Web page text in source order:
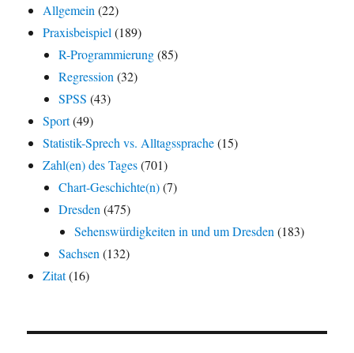
Allgemein (22)
Praxisbeispiel (189)
R-Programmierung(85)
Regression (32)
SPSS (43)
Sport(49)
Statistik-Sprech vs. Alltagssprache(15)
Zahl(en) des Tages(701)
Chart-Geschichte(n)(7)
Dresden (475)
Sehenswürdigkeiten in und um Dresden (183)
Sachsen (132)
Zitat(16)